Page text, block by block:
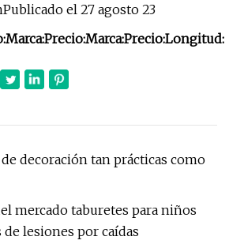
el 27 agosto 23
Marca:Precio:Marca:Precio:Longitud:
de decoración tan prácticas como
mercado taburetes para niños
lesiones por caídas